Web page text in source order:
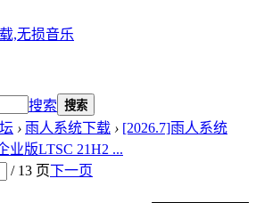
,无损音乐
搜索 搜索
› 雨人系统下载 › [2026.7]雨人系统
业版LTSC 21H2 ...
/ 13 页下一页